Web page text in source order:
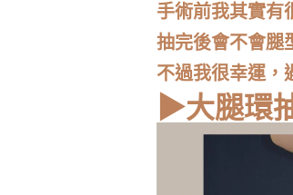
手術前我其實有
抽完後會不會腿
不過我很幸運，
▶大腿環